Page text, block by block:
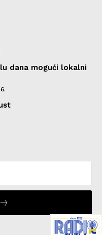
dana mogući lokalni